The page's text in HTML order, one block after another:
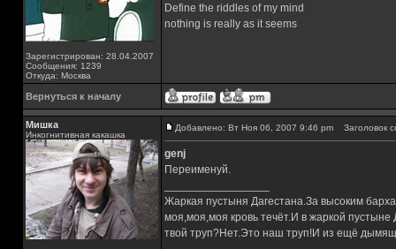
Зарегистрирован: 28.04.2007
Сообщения: 1239
Откуда: Москва
Define the riddles of my mind
nothing is really as it seems
Вернуться к началу
Мишка
Инкогнитивная какашка
Добавлено: Вт Ноя 06, 2007 9:46 pm Заголовок
genj
Переименуй.
Жаркая пустыня Дагестана.За высоким
моя,моя,моя кровь течёт.И в жаркой
твой труп?Нет.Это наш труп!И из ещё